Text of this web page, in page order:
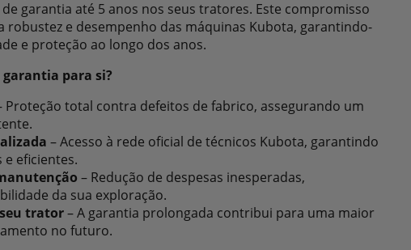
garantia até 5 anos nos seus tratores. Este compromisso
robustez e desempenho das máquinas Kubota, garantindo-
e proteção ao longo dos anos.
para si?
Proteção total contra defeitos de fabrico, assegurando um
– Acesso à rede oficial de técnicos Kubota, garantindo
eficientes.
– Redução de despesas inesperadas,
da sua exploração.
trator– A garantia prolongada contribui para uma maior
no futuro.